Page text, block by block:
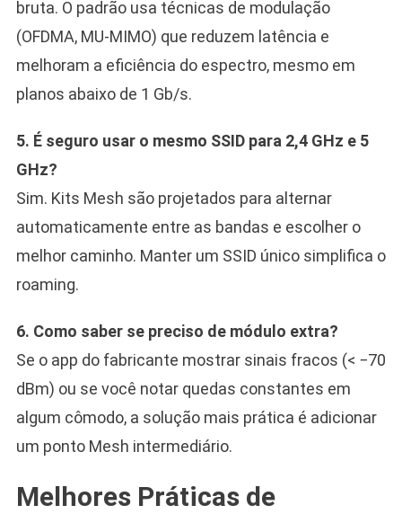
bruta. O padrão usa técnicas de modulação
(OFDMA, MU-MIMO) que reduzem latência e
melhoram a eficiência do espectro, mesmo em
planos abaixo de 1 Gb/s.
5. É seguro usar o mesmo SSID para 2,4 GHz e 5
GHz?
Sim. Kits Mesh são projetados para alternar
automaticamente entre as bandas e escolher o
melhor caminho. Manter um SSID único simplifica o
roaming.
6. Como saber se preciso de módulo extra?
Se o app do fabricante mostrar sinais fracos (< −70
dBm) ou se você notar quedas constantes em
algum cômodo, a solução mais prática é adicionar
um ponto Mesh intermediário.
Melhores Práticas de